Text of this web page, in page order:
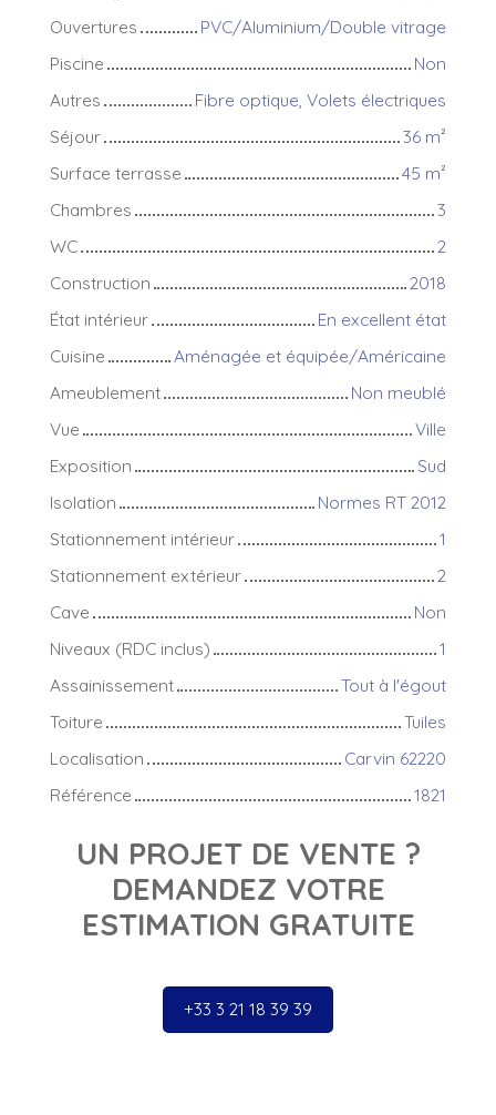
Ouvertures
PVC/Aluminium/Double vitrage
Piscine
Non
Autres
Fibre optique, Volets électriques
Séjour
36 m²
Surface terrasse
45 m²
Chambres
3
WC
2
Construction
2018
État intérieur
En excellent état
Cuisine
Aménagée et équipée/Américaine
Ameublement
Non meublé
Vue
Ville
Exposition
Sud
Isolation
Normes RT 2012
Stationnement intérieur
1
Stationnement extérieur
2
Cave
Non
Niveaux (RDC inclus)
1
Assainissement
Tout à l'égout
Toiture
Tuiles
Localisation
Carvin 62220
Référence
1821
UN PROJET DE VENTE ?
DEMANDEZ VOTRE
ESTIMATION GRATUITE
+33 3 21 18 39 39